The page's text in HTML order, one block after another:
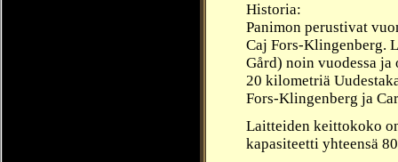
Historia:
Panimon perustivat
Caj Fors-Klingenberg.
Gård) noin vuodessa
20 kilometriä
Fors-Klingenberg ja
Laitteiden keittokoko
kapasiteetti yhteensä